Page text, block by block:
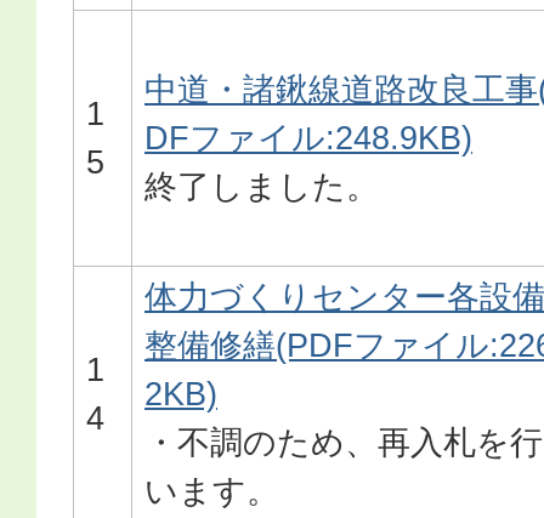
1
5
中道・諸鍬線道路改良工
DFファイル:248.9KB)
終了しました。
1
4
体力づくりセンター各設備
整備修繕(PDFファイル
2KB)
・不調のため、再入札を行
います。